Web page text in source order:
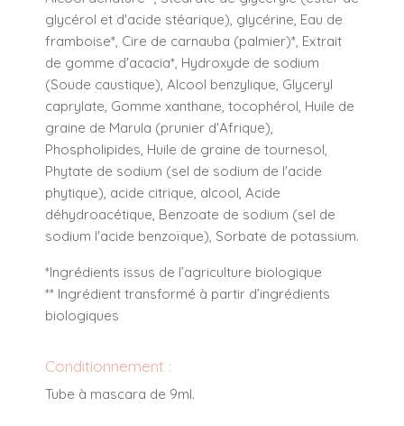
glycérol et d'acide stéarique), glycérine, Eau de
framboise*, Cire de carnauba (palmier)*, Extrait
de gomme d'acacia*, Hydroxyde de sodium
(Soude caustique), Alcool benzylique, Glyceryl
caprylate, Gomme xanthane, tocophérol, Huile de
graine de Marula (prunier d'Afrique),
Phospholipides, Huile de graine de tournesol,
Phytate de sodium (sel de sodium de l'acide
phytique), acide citrique, alcool, Acide
déhydroacétique, Benzoate de sodium (sel de
sodium l'acide benzoïque), Sorbate de potassium.
*Ingrédients issus de l’agriculture biologique
** Ingrédient transformé à partir d’ingrédients
biologiques
Conditionnement :
Tube à mascara de 9ml.